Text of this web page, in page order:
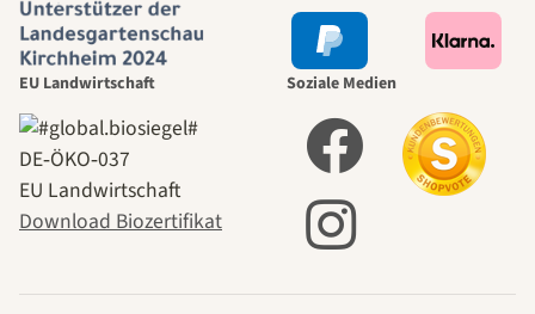
EU Landwirtschaft
DE‑ÖKO‑037
EU Landwirtschaft
Download Biozertifikat
Soziale Medien